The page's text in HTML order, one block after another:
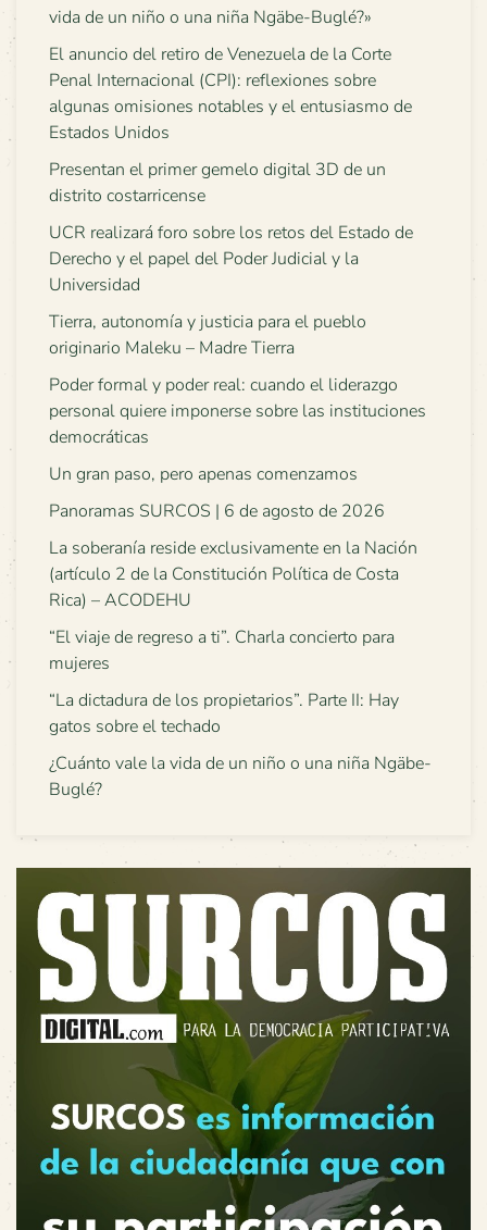
vida de un niño o una niña Ngäbe-Buglé?»
El anuncio del retiro de Venezuela de la Corte
Penal Internacional (CPI): reflexiones sobre
algunas omisiones notables y el entusiasmo de
Estados Unidos
Presentan el primer gemelo digital 3D de un
distrito costarricense
UCR realizará foro sobre los retos del Estado de
Derecho y el papel del Poder Judicial y la
Universidad
Tierra, autonomía y justicia para el pueblo
originario Maleku – Madre Tierra
Poder formal y poder real: cuando el liderazgo
personal quiere imponerse sobre las instituciones
democráticas
Un gran paso, pero apenas comenzamos
Panoramas SURCOS | 6 de agosto de 2026
La soberanía reside exclusivamente en la Nación
(artículo 2 de la Constitución Política de Costa
Rica) – ACODEHU
“El viaje de regreso a ti”. Charla concierto para
mujeres
“La dictadura de los propietarios”. Parte II: Hay
gatos sobre el techado
¿Cuánto vale la vida de un niño o una niña Ngäbe-
Buglé?